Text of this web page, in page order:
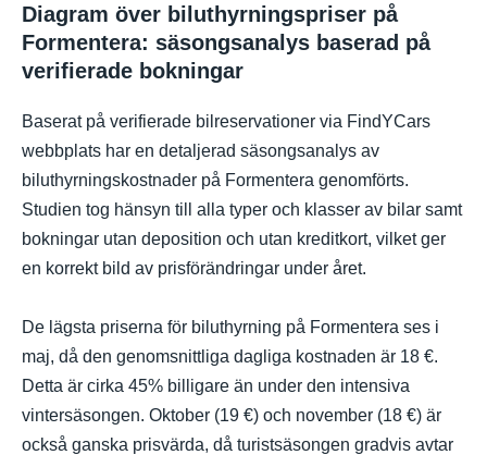
Diagram över biluthyrningspriser på
Formentera: säsongsanalys baserad på
verifierade bokningar
Baserat på verifierade bilreservationer via FindYCars
webbplats har en detaljerad säsongsanalys av
biluthyrningskostnader på Formentera genomförts.
Studien tog hänsyn till alla typer och klasser av bilar samt
bokningar utan deposition och utan kreditkort, vilket ger
en korrekt bild av prisförändringar under året.
De lägsta priserna för biluthyrning på Formentera ses i
maj, då den genomsnittliga dagliga kostnaden är 18 €.
Detta är cirka 45% billigare än under den intensiva
vintersäsongen. Oktober (19 €) och november (18 €) är
också ganska prisvärda, då turistsäsongen gradvis avtar